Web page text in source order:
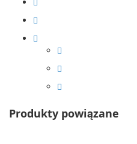
Produkty powiązane